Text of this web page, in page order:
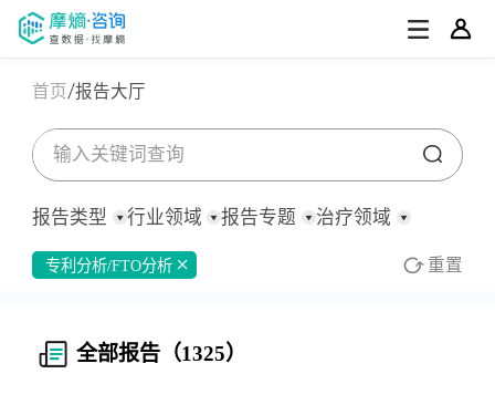
首页 报告大厅
报告类型 行业领域 报告专题 治疗领域
全部
定制化报告
全部
医疗器械
全部
集采分析
全部
财报
全部
其他
专利分析/FTO分析 重置
全部报告（1325）